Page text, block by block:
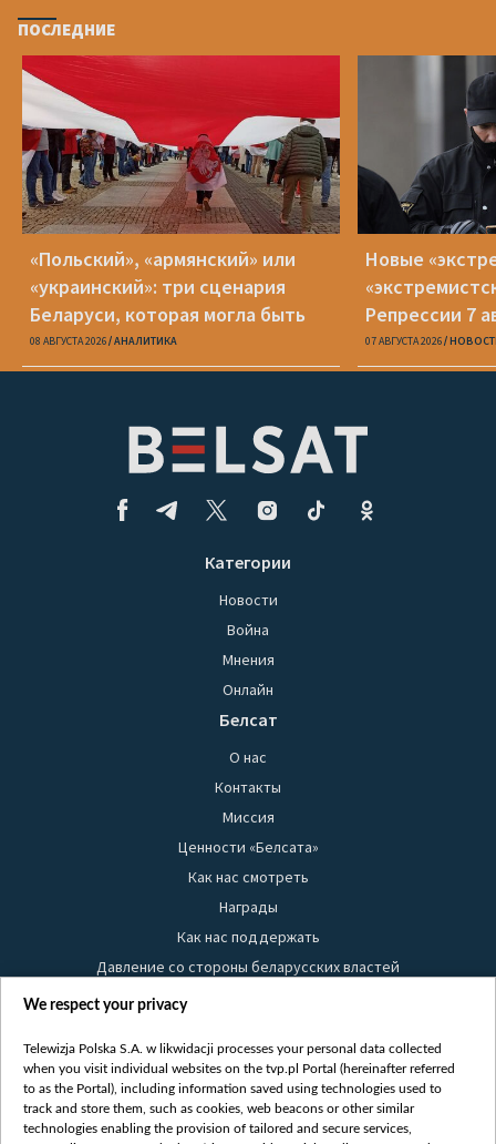
ПОСЛЕДНИЕ
«Польский», «армянский» или
«украинский»: три сценария
Беларуси, которая могла быть
08 АВГУСТА 2026 АНАЛИТИКА
Новые
Репрессии 7
07 АВГУСТА 2026
Категории
Новости
Война
Мнения
Онлайн
Белсат
О нас
Контакты
Миссия
Ценности «Белсата»
Как нас смотреть
Награды
Как нас поддержать
Давление со стороны беларусских властей
Правила использования материалов
Безопасность
Youtube
Белсат news
We respect your privacy
Telewizja Polska S.A. w likwidacji processes your personal data collected
when you visit individual websites on the tvp.pl Portal (hereinafter referred
to as the Portal), including information saved using technologies used to
track and store them, such as cookies, web beacons or other similar
technologies enabling the provision of tailored and secure services,